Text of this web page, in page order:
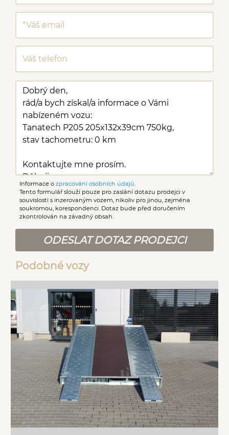
Informace o zpracování osobních údajů
Tento formulář slouží pouze pro zaslání dotazu prodejci v
souvislosti s inzerovaným vozem, nikoliv pro jinou, zejména
soukromou, korespondenci. Dotaz bude před doručením
zkontrolován na závadný obsah.
ODESLAT DOTAZ PRODEJCI
Podobné vozy